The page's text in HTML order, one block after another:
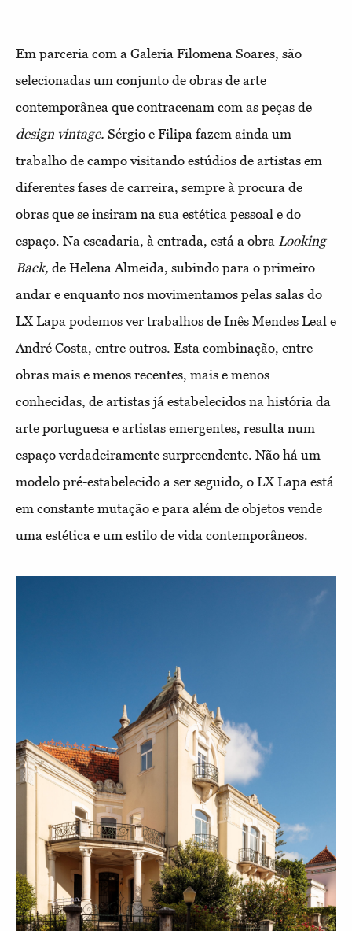
Em parceria com a Galeria Filomena Soares, são
selecionadas um conjunto de obras de arte
contemporânea que contracenam com as peças de
design vintage. Sérgio e Filipa fazem ainda um
trabalho de campo visitando estúdios de artistas em
diferentes fases de carreira, sempre à procura de
obras que se insiram na sua estética pessoal e do
espaço. Na escadaria, à entrada, está a obra Looking
Back, de Helena Almeida, subindo para o primeiro
andar e enquanto nos movimentamos pelas salas do
LX Lapa podemos ver trabalhos de Inês Mendes Leal e
André Costa, entre outros. Esta combinação, entre
obras mais e menos recentes, mais e menos
conhecidas, de artistas já estabelecidos na história da
arte portuguesa e artistas emergentes, resulta num
espaço verdadeiramente surpreendente. Não há um
modelo pré-estabelecido a ser seguido, o LX Lapa está
em constante mutação e para além de objetos vende
uma estética e um estilo de vida contemporâneos.